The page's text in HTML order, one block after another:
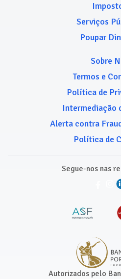
Serviços
Poupar
Sobre
Termos e
Política de
Intermediação
Alerta contra
Política de
Autorizados pelo
Segue-nos nas